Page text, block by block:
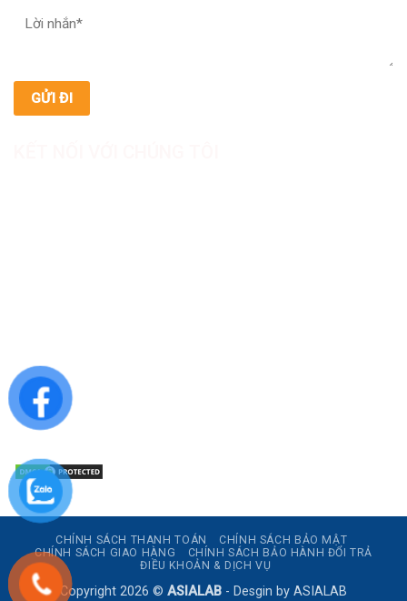
Website: https://asialab.com.vn/
Email: giacongasialab@gmail.com
CHÍNH SÁCH THANH TOÁN
CHÍNH SÁCH BẢO MẬT
CHÍNH SÁCH GIAO HÀNG
CHÍNH SÁCH BẢO HÀNH ĐỔI TRẢ
ĐIỀU KHOẢN & DỊCH VỤ
Copyright 2026 © ASIALAB - Desgin by ASIALAB